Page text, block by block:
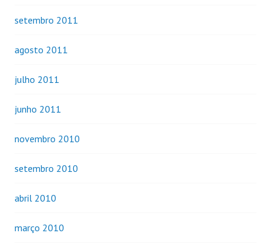
setembro 2011
agosto 2011
julho 2011
junho 2011
novembro 2010
setembro 2010
abril 2010
março 2010